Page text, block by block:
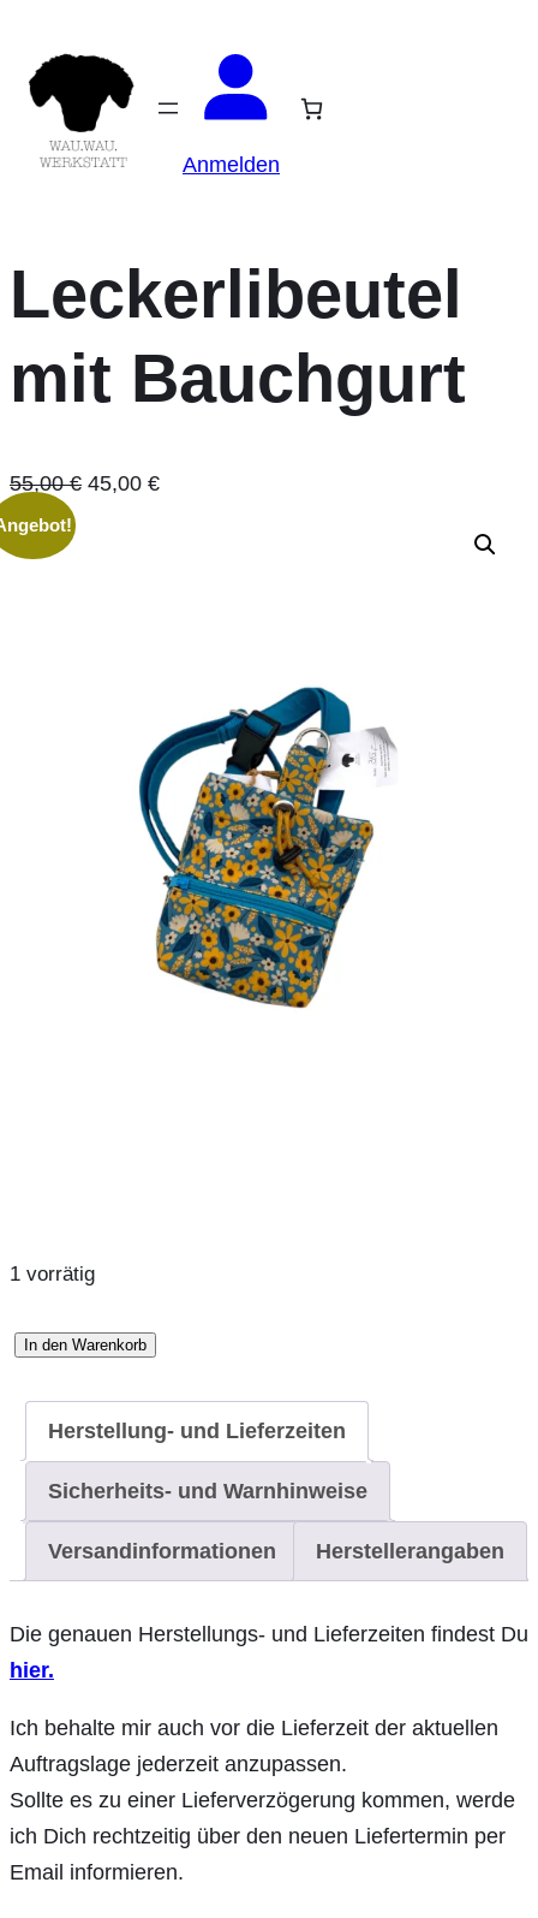
Anmelden
Leckerlibeutel
mit Bauchgurt
55,00€ Ursprünglicher
45,00 €Aktueller
1 vorrätig
Leckerlibeutel
Bauchgurt
Menge
In den Warenkorb
Herstellung- und Lieferzeiten
Sicherheits- und Warnhinweise
Versandinformationen Herstellerangaben
Die genauen Herstellungs- und Lieferzeiten findest Du
hier.
Ich behalte mir auch vor die Lieferzeit der aktuellen
Auftragslage jederzeit anzupassen.
Sollte es zu einer Lieferverzögerung kommen, werde
ich Dich rechtzeitig über den neuen Liefertermin per
Email informieren.